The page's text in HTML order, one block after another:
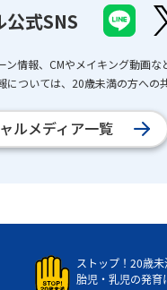
公式SNS
情報、CMやメイキング動画な
ついては、20歳未満の方への
ルメディア一覧